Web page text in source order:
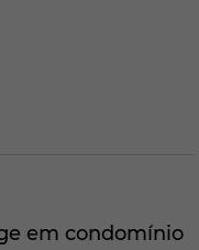
em condomínio